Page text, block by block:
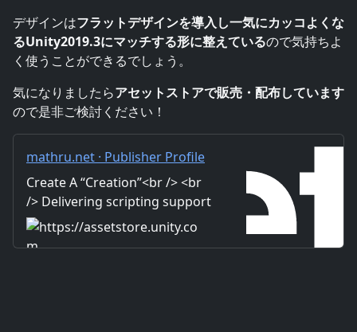
デザインはフラットデザインを導入し一気にカッコよくな
るUnity2019.3にマッチする形に整えているので気持ちよ
く使うことができるでしょう。
気になりましたらアセットストアで販売・配布しています
ので是非ご検討ください！
mathru.net · Publisher Profile
| Unity Asset Store
Create A “Creation”<br /> <br
/> Delivering scripting support
and editor support assets
centered on the Masamune